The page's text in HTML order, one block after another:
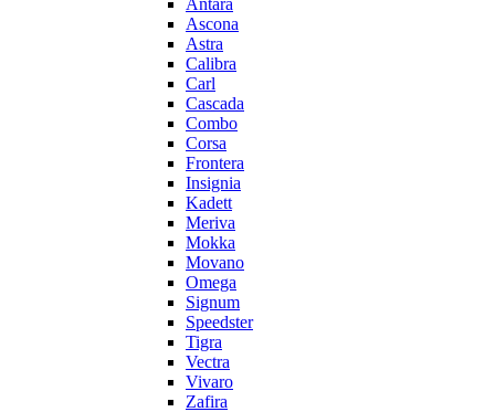
Antara
Ascona
Astra
Calibra
Carl
Cascada
Combo
Corsa
Frontera
Insignia
Kadett
Meriva
Mokka
Movano
Omega
Signum
Speedster
Tigra
Vectra
Vivaro
Zafira